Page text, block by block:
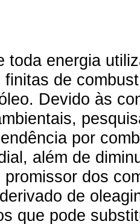
toda energia
de
Devido às
por
além de
dos
de
que pode